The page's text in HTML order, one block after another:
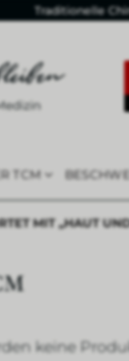
Traditionelle
TCM
MIT „HAUT
keine